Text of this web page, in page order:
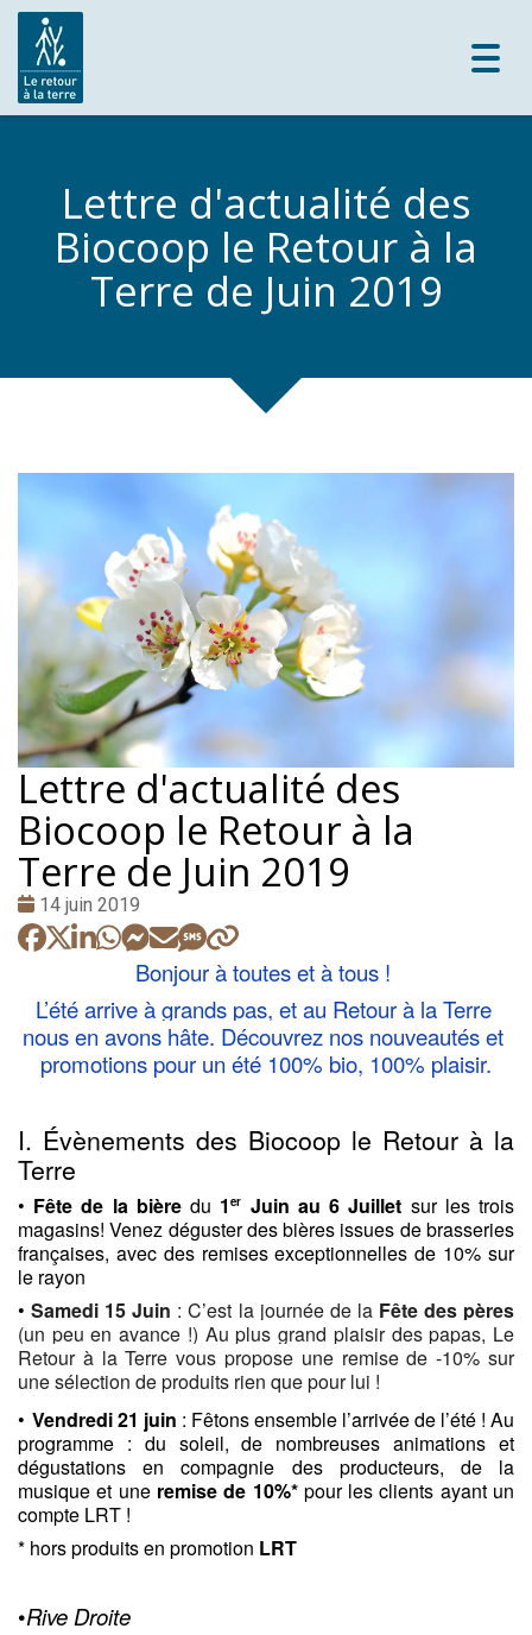
Lettre d'actualité des
Biocoop le Retour à la
Terre de Juin 2019
Lettre d'actualité des
Biocoop le Retour à la
Terre de Juin 2019
Date
:
14 juin 2019
Bonjour à toutes et à tous !
L’été arrive à grands pas, et au Retour à la Terre
nous en avons hâte. Découvrez nos nouveautés et
promotions pour un été 100% bio, 100% plaisir.
I. Évènements des Biocoop le Retour à la
Terre
• Fête de la bière du 1er Juin au 6 Juillet sur les trois
magasins! Venez déguster des bières issues de brasseries
françaises, avec des remises exceptionnelles de 10% sur
le rayon
• Samedi 15 Juin : C’est la journée de la Fête des pères
(un peu en avance !) Au plus grand plaisir des papas, Le
Retour à la Terre vous propose une remise de -10% sur
une sélection de produits rien que pour lui !
• Vendredi 21 juin : Fêtons ensemble l’arrivée de l’été ! Au
programme : du soleil, de nombreuses animations et
dégustations en compagnie des producteurs, de la
musique et une remise de 10%* pour les clients ayant un
compte LRT !
* hors produits en promotion LRT
•Rive Droite